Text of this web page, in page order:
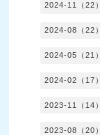
2024-11（22）
2024-08（22）
2024-05（21）
2024-02（17）
2023-11（14）
2023-08（20）